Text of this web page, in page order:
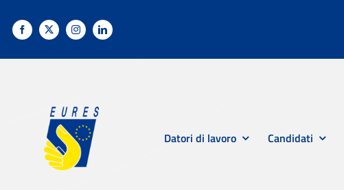
Datori di lavoro Candidati